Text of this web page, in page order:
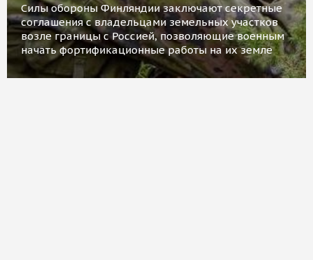
Силы обороны Финляндии заключают секретные
соглашения с владельцами земельных участков
возле границы с Россией, позволяющие военным
начать фортификационные работы на их земле